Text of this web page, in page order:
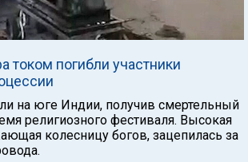
током погибли участники
на юге Индии, получив смертельный
религиозного фестиваля. Высокая
колесницу богов, зацепилась за